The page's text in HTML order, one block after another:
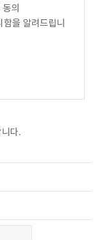
동의
함을 알려드립니
다.